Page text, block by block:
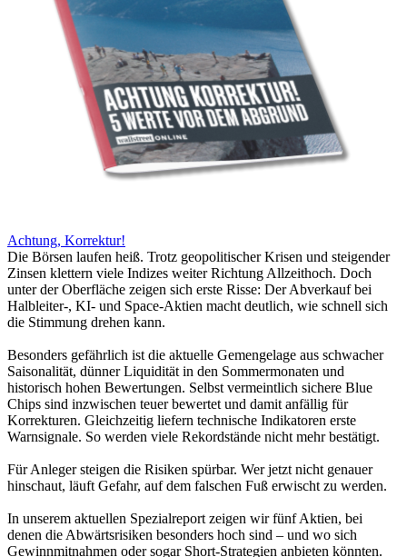
Achtung, Korrektur!
Die Börsen laufen heiß. Trotz geopolitischer Krisen und steigender
Zinsen klettern viele Indizes weiter Richtung Allzeithoch. Doch
unter der Oberfläche zeigen sich erste Risse: Der Abverkauf bei
Halbleiter-, KI- und Space-Aktien macht deutlich, wie schnell sich
die Stimmung drehen kann.
Besonders gefährlich ist die aktuelle Gemengelage aus schwacher
Saisonalität, dünner Liquidität in den Sommermonaten und
historisch hohen Bewertungen. Selbst vermeintlich sichere Blue
Chips sind inzwischen teuer bewertet und damit anfällig für
Korrekturen. Gleichzeitig liefern technische Indikatoren erste
Warnsignale. So werden viele Rekordstände nicht mehr bestätigt.
Für Anleger steigen die Risiken spürbar. Wer jetzt nicht genauer
hinschaut, läuft Gefahr, auf dem falschen Fuß erwischt zu werden.
In unserem aktuellen Spezialreport zeigen wir fünf Aktien, bei
denen die Abwärtsrisiken besonders hoch sind – und wo sich
Gewinnmitnahmen oder sogar Short-Strategien anbieten könnten.